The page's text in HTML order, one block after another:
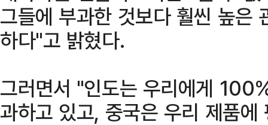
그들에 부과한 것보다 훨씬 높은
하다"고 밝혔다.
그러면서 "인도는 우리에게
과하고 있고, 중국은 우리 제품